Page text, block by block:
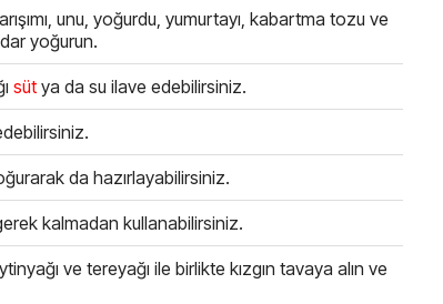
unu, yoğurdu, yumurtayı, kabartma tozu ve
yoğurun.
süt ya da su ilave edebilirsiniz.
da hazırlayabilirsiniz.
kalmadan kullanabilirsiniz.
ve tereyağı ile birlikte kızgın tavaya alın ve